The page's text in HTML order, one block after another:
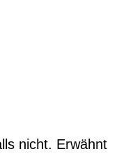
nicht. Erwähnt